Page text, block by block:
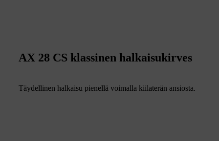
AX 28 CS klassinen halkaisukirves
Täydellinen halkaisu pienellä voimalla kiilaterän ansiosta.